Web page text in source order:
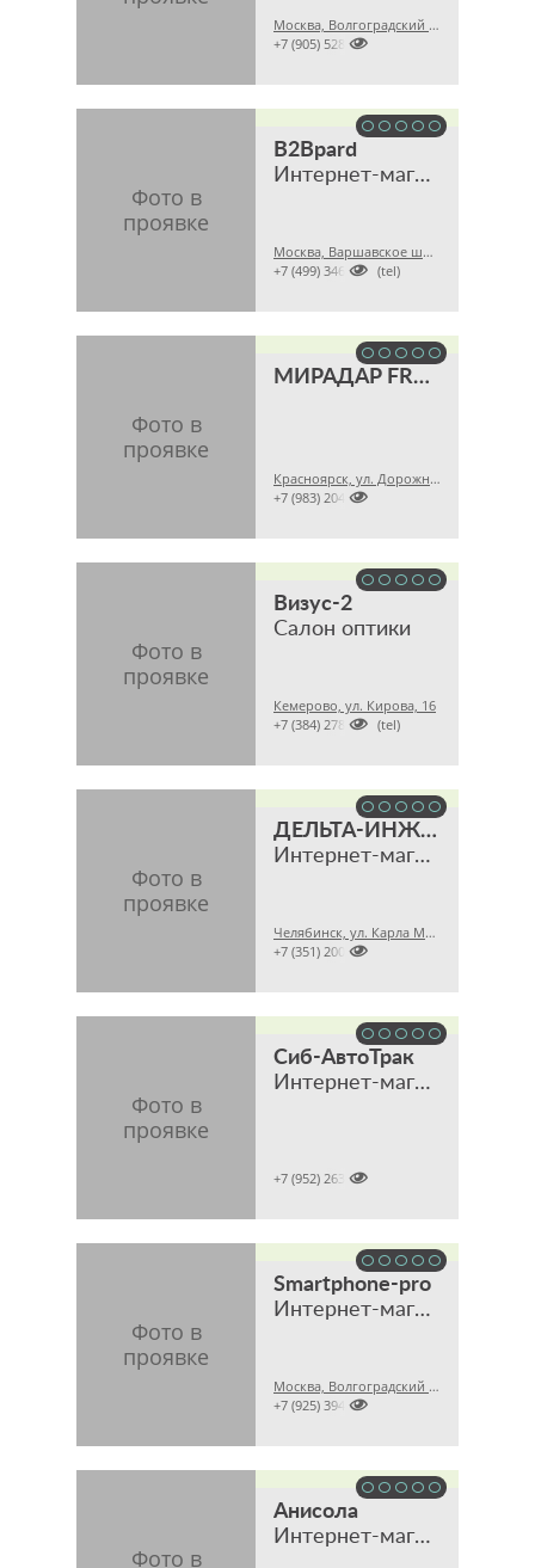
Москва, Волгоградский пр., 45А

+7 (905) 5285511
B2Bpard
Интернет-магазин
Москва, Варшавское шоссе, 28A

+7 (499) 3468121 (tel)
МИРАДАР FROCHI
Красноярск, ул. Дорожная, 16, пом. 1

+7 (983) 2042447
Визус-2
Салон оптики
Кемерово, ул. Кирова, 16

+7 (384) 2780101 (tel)
ДЕЛЬТА-ИНЖИНИРИНГ
Интернет-магазин
Челябинск, ул. Карла Маркса, 28А офис 43

+7 (351) 2009316
Сиб-АвтоТрак
Интернет-магазин

+7 (952) 2631159
Smartphone-pro
Интернет-магазин оригинальной техники и аксессуаров
Москва, Волгоградский проспект, 32, корпус 8, ТЦ "Технохолл", павильон D-8

+7 (925) 3941200
Анисола
Интернет-магазин мебели